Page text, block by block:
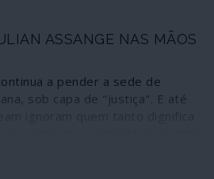
ASSANGE NAS MÃOS
a pender a sede de
sob capa de "justiça". E até